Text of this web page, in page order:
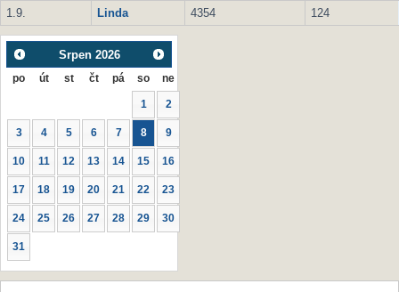
1.9.
Linda 4354 124
Srpen 2026
po út st čt pá so ne
1 2
3 4 5 6 7 8 9
10 11 12 13 14 15 16
17 18 19 20 21 22 23
24 25 26 27 28 29 30
31